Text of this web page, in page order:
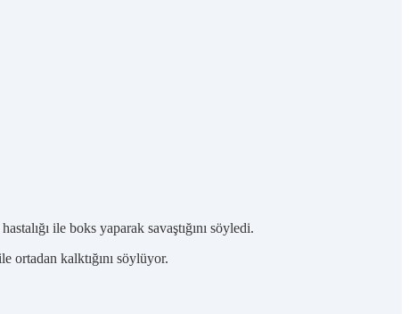
ile boks yaparak savaştığını söyledi.
ortadan kalktığını söylüyor.